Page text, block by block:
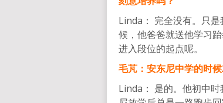
Linda： 完全没有。只
候，他爸爸就送他学习
进入段位的起点呢。
毛芃：安东尼中学的时
Linda： 是的。他初中